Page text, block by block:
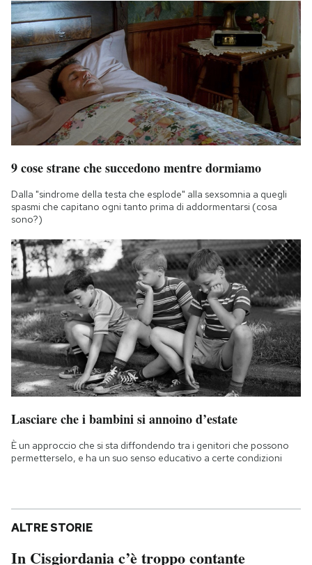
9 cose strane che succedono mentre dormiamo
Dalla "sindrome della testa che esplode" alla sexsomnia a quegli
spasmi che capitano ogni tanto prima di addormentarsi (cosa
sono?)
Lasciare che i bambini si annoino d’estate
È un approccio che si sta diffondendo tra i genitori che possono
permetterselo, e ha un suo senso educativo a certe condizioni
ALTRE STORIE
In Cisgiordania c’è troppo contante